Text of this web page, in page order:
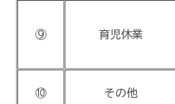
⑨ 育児休業
⑩ その他